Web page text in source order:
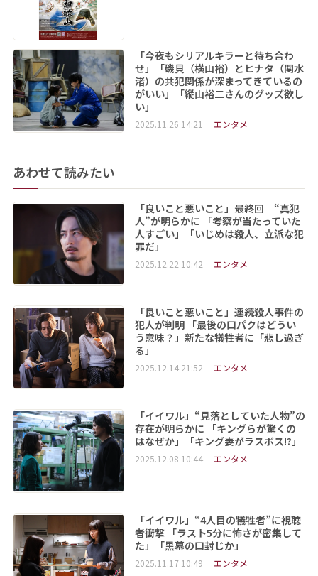
「今夜もシリアルキラーと待ち合わ
せ」「磯貝（横山裕）とヒナタ（関水
渚）の共犯関係が深まってきているの
がいい」「縦山裕二さんのグッズ欲し
い」
2025.11.26 14:21 エンタメ
あわせて読みたい
「良いこと悪いこと」最終回 “真犯
人”が明らかに 「考察が当たっていた
人すごい」「いじめは殺人、立派な犯
罪だ」
2025.12.22 10:42 エンタメ
「良いこと悪いこと」連続殺人事件の
犯人が判明 「最後の口パクはどうい
う意味？」新たな犠牲者に「悲し過ぎ
る」
2025.12.14 21:52 エンタメ
「イイワル」“見落としていた人物”の
存在が明らかに 「キングらが驚くの
はなぜか」「キング妻がラスボス!?」
2025.12.08 10:44 エンタメ
「イイワル」“4人目の犠牲者”に視聴
者衝撃 「ラスト5分に怖さが密集して
た」「黒幕の口封じか」
2025.11.17 10:49 エンタメ